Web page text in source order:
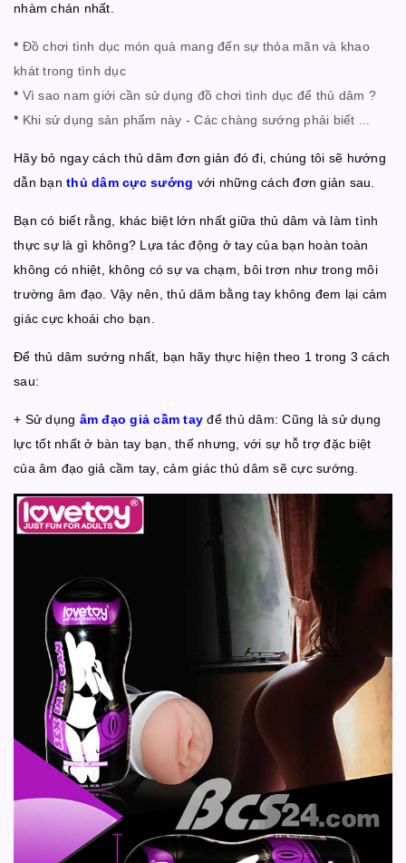
nhàm chán nhất.
* Đồ chơi tình dục món quà mang đến sự thỏa mãn và khao
khát trong tình dục
* Vì sao nam giới cần sử dụng đồ chơi tình dục để thủ dâm ?
* Khi sử dụng sản phẩm này - Các chàng sướng phải biết ...
Hãy bỏ ngay cách thủ dâm đơn giản đó đi, chúng tôi sẽ hướng
dẫn bạn thủ dâm cực sướng với những cách đơn giản sau.
Bạn có biết rằng, khác biệt lớn nhất giữa thủ dâm và làm tình
thực sự là gì không? Lựa tác động ở tay của bạn hoàn toàn
không có nhiệt, không có sự va chạm, bôi trơn như trong môi
trường âm đạo. Vậy nên, thủ dâm bằng tay không đem lại cảm
giác cực khoái cho bạn.
Để thủ dâm sướng nhất, bạn hãy thực hiện theo 1 trong 3 cách
sau:
+ Sử dụng âm đạo giả cầm tay để thủ dâm: Cũng là sử dụng
lực tốt nhất ở bàn tay bạn, thế nhưng, với sự hỗ trợ đặc biệt
của âm đạo giả cầm tay, cảm giác thủ dâm sẽ cực sướng.